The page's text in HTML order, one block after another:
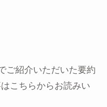
ご紹介いただいた要約
こちらからお読みい